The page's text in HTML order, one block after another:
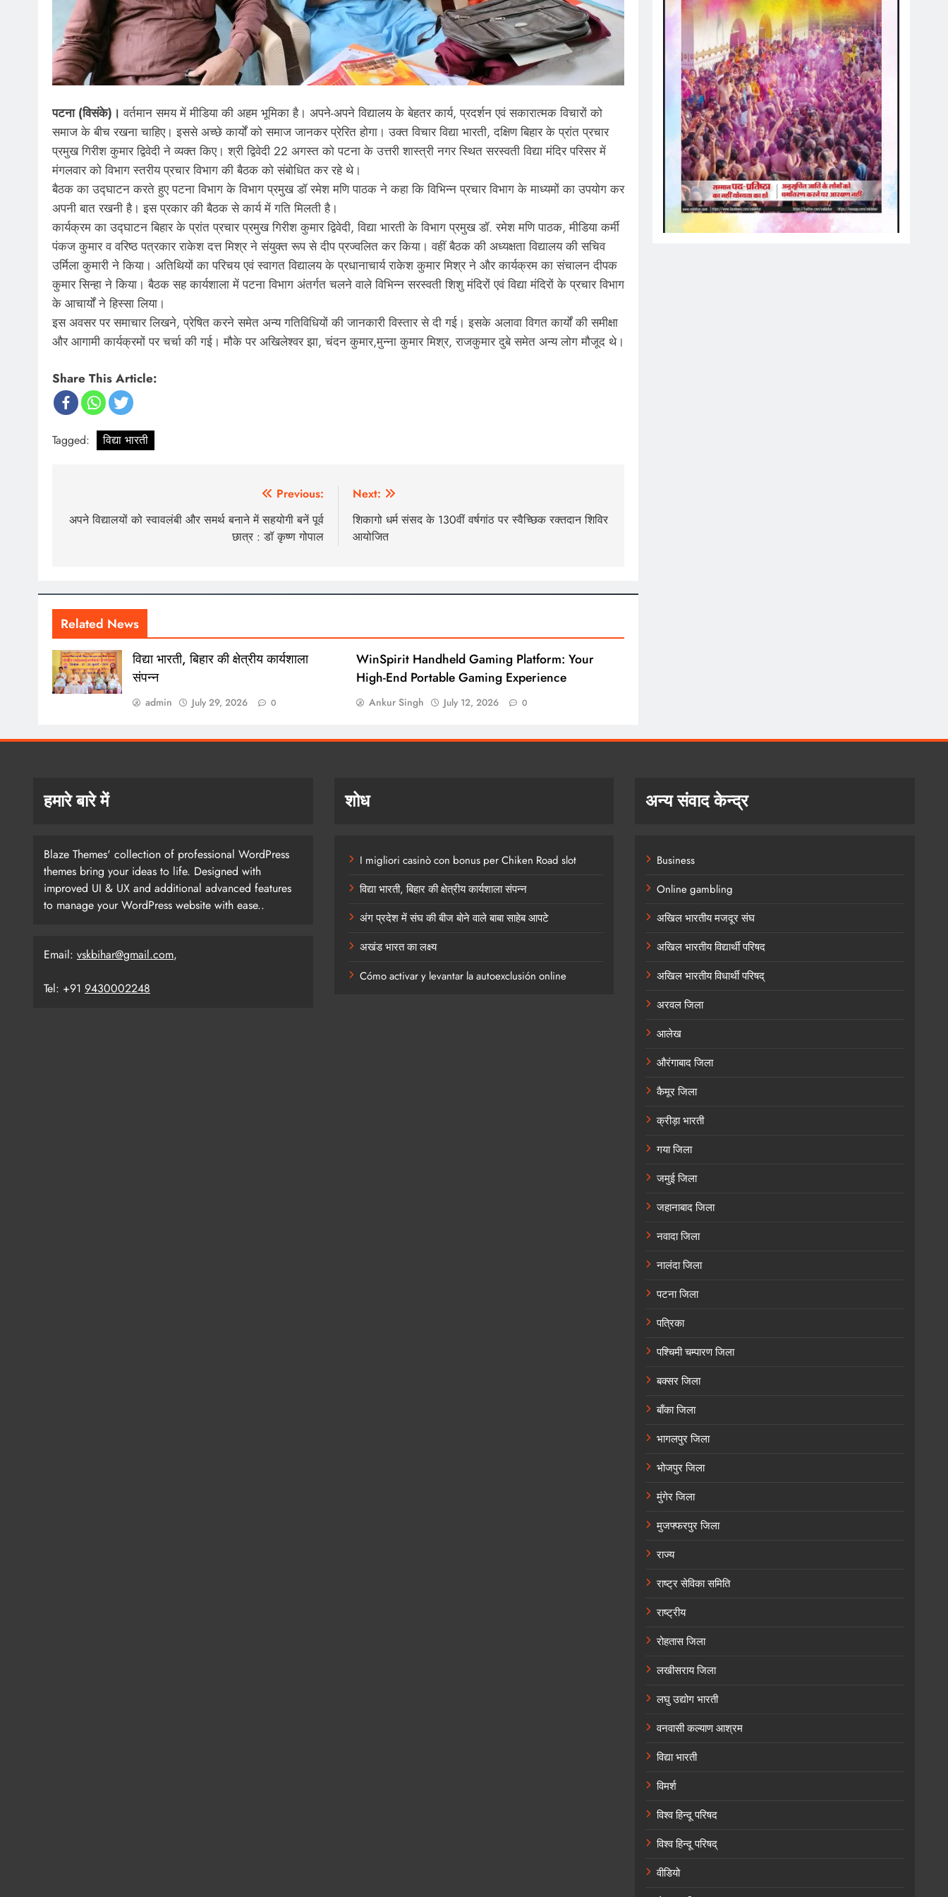
पटना (विसंके)। वर्तमान समय में मीडिया की अहम भूमिका है। अपने-अपने विद्यालय के बेहतर कार्य, प्रदर्शन एवं सकारात्मक विचारों को
समाज के बीच रखना चाहिए। इससे अच्छे कार्यों को समाज जानकर प्रेरित होगा। उक्त विचार विद्या भारती, दक्षिण बिहार के प्रांत प्रचार
प्रमुख गिरीश कुमार द्विवेदी ने व्यक्त किए। श्री द्विवेदी 22 अगस्त को पटना के उत्तरी शास्त्री नगर स्थित सरस्वती विद्या मंदिर परिसर में
मंगलवार को विभाग स्तरीय प्रचार विभाग की बैठक को संबोधित कर रहे थे।
बैठक का उद्घाटन करते हुए पटना विभाग के विभाग प्रमुख डॉ रमेश मणि पाठक ने कहा कि विभिन्न प्रचार विभाग के माध्यमों का उपयोग कर
अपनी बात रखनी है। इस प्रकार की बैठक से कार्य में गति मिलती है।
कार्यक्रम का उद्घाटन बिहार के प्रांत प्रचार प्रमुख गिरीश कुमार द्विवेदी, विद्या भारती के विभाग प्रमुख डॉ. रमेश मणि पाठक, मीडिया कर्मी
पंकज कुमार व वरिष्ठ पत्रकार राकेश दत्त मिश्र ने संयुक्त रूप से दीप प्रज्वलित कर किया। वहीं बैठक की अध्यक्षता विद्यालय की सचिव
उर्मिला कुमारी ने किया। अतिथियों का परिचय एवं स्वागत विद्यालय के प्रधानाचार्य राकेश कुमार मिश्र ने और कार्यक्रम का संचालन दीपक
कुमार सिन्हा ने किया। बैठक सह कार्यशाला में पटना विभाग अंतर्गत चलने वाले विभिन्न सरस्वती शिशु मंदिरों एवं विद्या मंदिरों के प्रचार विभाग
के आचार्यों ने हिस्सा लिया।
इस अवसर पर समाचार लिखने, प्रेषित करने समेत अन्य गतिविधियों की जानकारी विस्तार से दी गई। इसके अलावा विगत कार्यों की समीक्षा
और आगामी कार्यक्रमों पर चर्चा की गई। मौके पर अखिलेश्वर झा, चंदन कुमार,मुन्ना कुमार मिश्र, राजकुमार दुबे समेत अन्य लोग मौजूद थे।
Share This Article:
Tagged: विद्या भारती
navigation
Previous:
अपने विद्यालयों को स्वावलंबी और समर्थ बनाने में सहयोगी बनें पूर्व
छात्र : डॉ कृष्ण गोपाल
Next:
शिकागो धर्म संसद के 130वीं वर्षगांठ पर स्वैच्छिक रक्तदान शिविर
आयोजित
Related News
विद्या भारती, बिहार की क्षेत्रीय कार्यशाला
संपन्न
admin July 29, 2026 0
WinSpirit Handheld Gaming Platform: Your
High-End Portable Gaming Experience
Ankur Singh July 12, 2026 0
हमारे बारे में
Blaze Themes' collection of professional WordPress
themes bring your ideas to life. Designed with
improved UI & UX and additional advanced features
to manage your WordPress website with ease..
Email: vskbihar@gmail.com,
Tel: +91 9430002248
शोध
I migliori casinò con bonus per Chiken Road slot
विद्या भारती, बिहार की क्षेत्रीय कार्यशाला संपन्न
अंग प्रदेश में संघ की बीज बोने वाले बाबा साहेब आपटे
अखंड भारत का लक्ष्य
Cómo activar y levantar la autoexclusión online
अन्य संवाद केन्द्र
Business
Online gambling
अखिल भारतीय मजदूर संघ
अखिल भारतीय विद्यार्थी परिषद
अखिल भारतीय विधार्थी परिषद्
अरवल जिला
आलेख
औरंगाबाद जिला
कैमूर जिला
क्रीड़ा भारती
गया जिला
जमुई जिला
जहानाबाद जिला
नवादा जिला
नालंदा जिला
पटना जिला
पत्रिका
पश्चिमी चम्पारण जिला
बक्सर जिला
बाँका जिला
भागलपुर जिला
भोजपुर जिला
मुंगेर जिला
मुजफ्फरपुर जिला
राज्य
राष्ट्र सेविका समिति
राष्ट्रीय
रोहतास जिला
लखीसराय जिला
लघु उद्योग भारती
वनवासी कल्याण आश्रम
विद्या भारती
विमर्श
विश्व हिन्दू परिषद
विश्व हिन्दू परिषद्
वीडियो